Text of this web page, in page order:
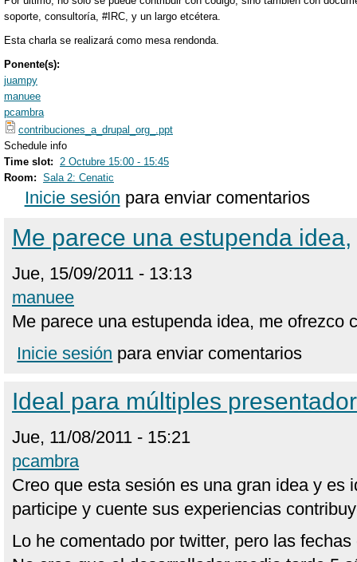
soporte, consultoría, #IRC, y un largo etcétera.
Esta charla se realizará como mesa rendonda.
Ponente(s):
juampy
manuee
pcambra
contribuciones_a_drupal_org_.ppt
Schedule info
Time slot: 2 Octubre 15:00 - 15:45
Room: Sala 2: Cenatic
Inicie sesión para enviar comentarios
Me parece una estupenda idea,
Jue, 15/09/2011 - 13:13
manuee
Me parece una estupenda idea, me ofrezco
Inicie sesión para enviar comentarios
Ideal para múltiples
Jue, 11/08/2011 - 15:21
pcambra
Creo que esta sesión es una gran idea y es
participe y cuente sus experiencias
Lo he comentado por twitter, pero las